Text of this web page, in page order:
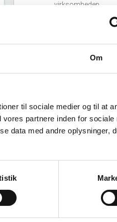
Om
til sociale medier og til at
partnere inden for sociale
data med andre oplysninger,
virksomheden.
Mads Posselt
Mads Posselt